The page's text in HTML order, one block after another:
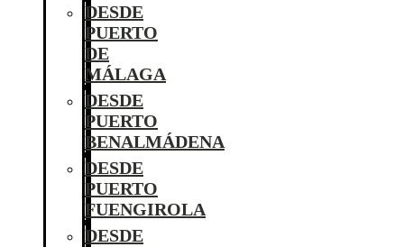
DESDE
PUERTO
DE
MÁLAGA
DESDE
PUERTO
BENALMÁDENA
DESDE
PUERTO
FUENGIROLA
DESDE